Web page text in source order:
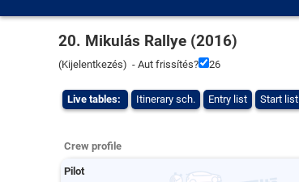
20. Mikulás Rallye (2016)
(Kijelentkezés) - Aut frissítés? 26
Live tables: Itinerary sch. Entry list Start list
Crew profile
Pilot